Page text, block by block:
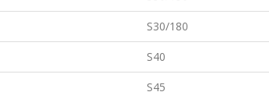
S30/180
S40
S45